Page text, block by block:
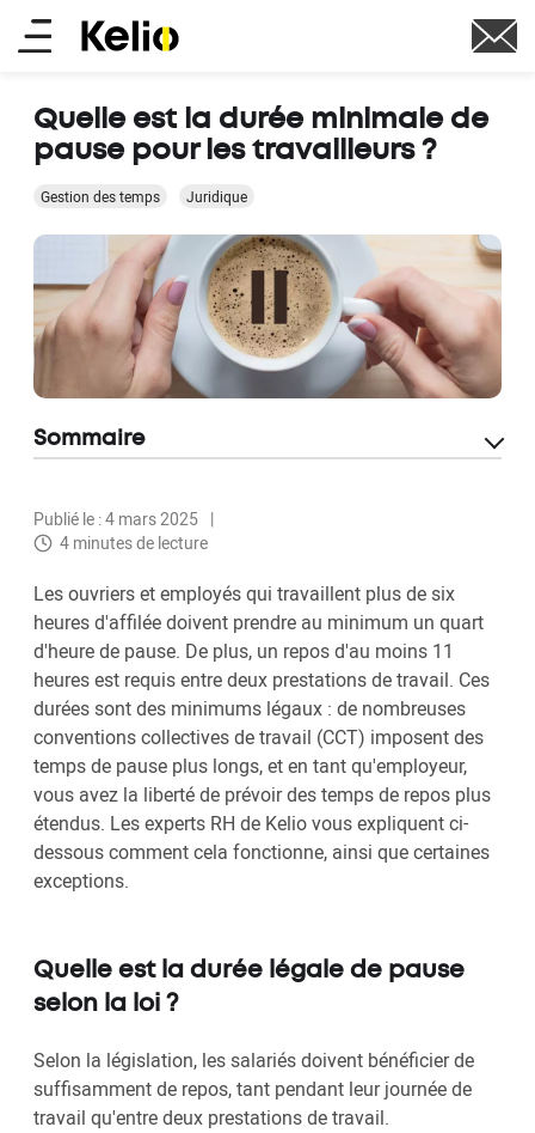
Aller
auMain
Quelle est la durée minimale de
pause pour les travailleurs ?
Gestion des temps Juridique
Publié le : 4 mars 2025
4 minutes de lecture
Les ouvriers et employés qui travaillent plus de six
heures d'affilée doivent prendre au minimum un quart
d'heure de pause. De plus, un repos d'au moins 11
heures est requis entre deux prestations de travail. Ces
durées sont des minimums légaux : de nombreuses
conventions collectives de travail (CCT) imposent des
temps de pause plus longs, et en tant qu'employeur,
vous avez la liberté de prévoir des temps de repos plus
étendus. Les experts RH de Kelio vous expliquent ci-
dessous comment cela fonctionne, ainsi que certaines
exceptions.
Quelle est la durée légale de pause
selon la loi ?
Selon la législation, les salariés doivent bénéficier de
suffisamment de repos, tant pendant leur journée de
travail qu'entre deux prestations de travail.
Sommaire